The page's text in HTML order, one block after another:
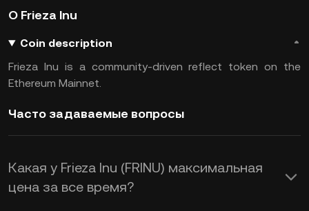
О Frieza Inu
Coin description
Frieza Inu is a community-driven reflect token on the
Ethereum Mainnet.
Часто задаваемые вопросы
Какая у Frieza Inu (FRINU) максимальная
цена за все время?